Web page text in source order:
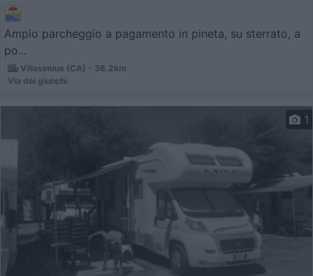
Ampio parcheggio a pagamento in pineta, su sterrato, a
po...
Villasimius (CA) - 36.2km
Via dei giunchi
1